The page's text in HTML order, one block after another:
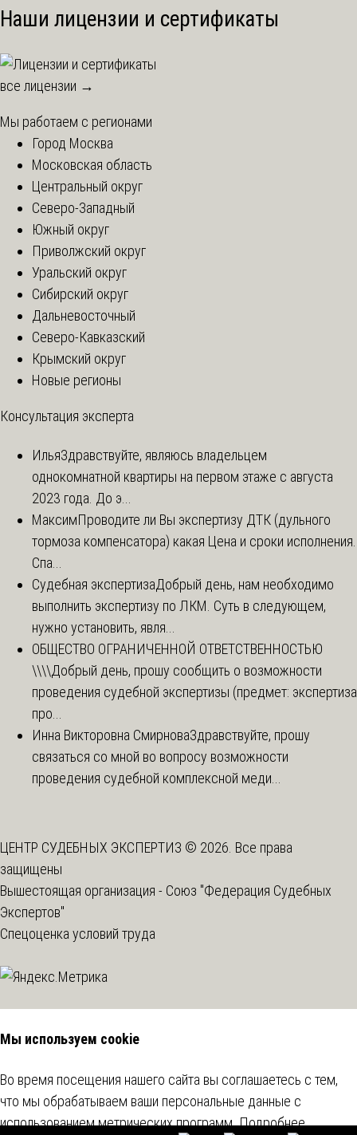
Наши лицензии и сертификаты
все лицензии →
Мы работаем с регионами
Город Москва
Московская область
Центральный округ
Северо-Западный
Южный округ
Приволжский округ
Уральский округ
Сибирский округ
Дальневосточный
Северо-Кавказский
Крымский округ
Новые регионы
Консультация эксперта
ИльяЗдравствуйте, являюсь владельцем
однокомнатной квартиры на первом этаже с августа
2023 года. До э...
МаксимПроводите ли Вы экспертизу ДТК (дульного
тормоза компенсатора) какая Цена и сроки исполнения.
Спа...
Судебная экспертизаДобрый день, нам необходимо
выполнить экспертизу по ЛКМ. Суть в следующем,
нужно установить, явля...
ОБЩЕСТВО ОГРАНИЧЕННОЙ ОТВЕТСТВЕННОСТЬЮ
\\\\Добрый день, прошу сообщить о возможности
проведения судебной экспертизы (предмет: экспертиза
про...
Инна Викторовна СмирноваЗдравствуйте, прошу
связаться со мной во вопросу возможности
проведения судебной комплексной меди...
ЦЕНТР СУДЕБНЫХ ЭКСПЕРТИЗ © 2026. Все права
защищены
Вышестоящая организация - Союз "Федерация Судебных
Экспертов"
Спецоценка условий труда
Мы используем cookie
Во время посещения нашего сайта вы соглашаетесь с тем,
что мы обрабатываем ваши персональные данные с
использованием метрических программ.Подробнее